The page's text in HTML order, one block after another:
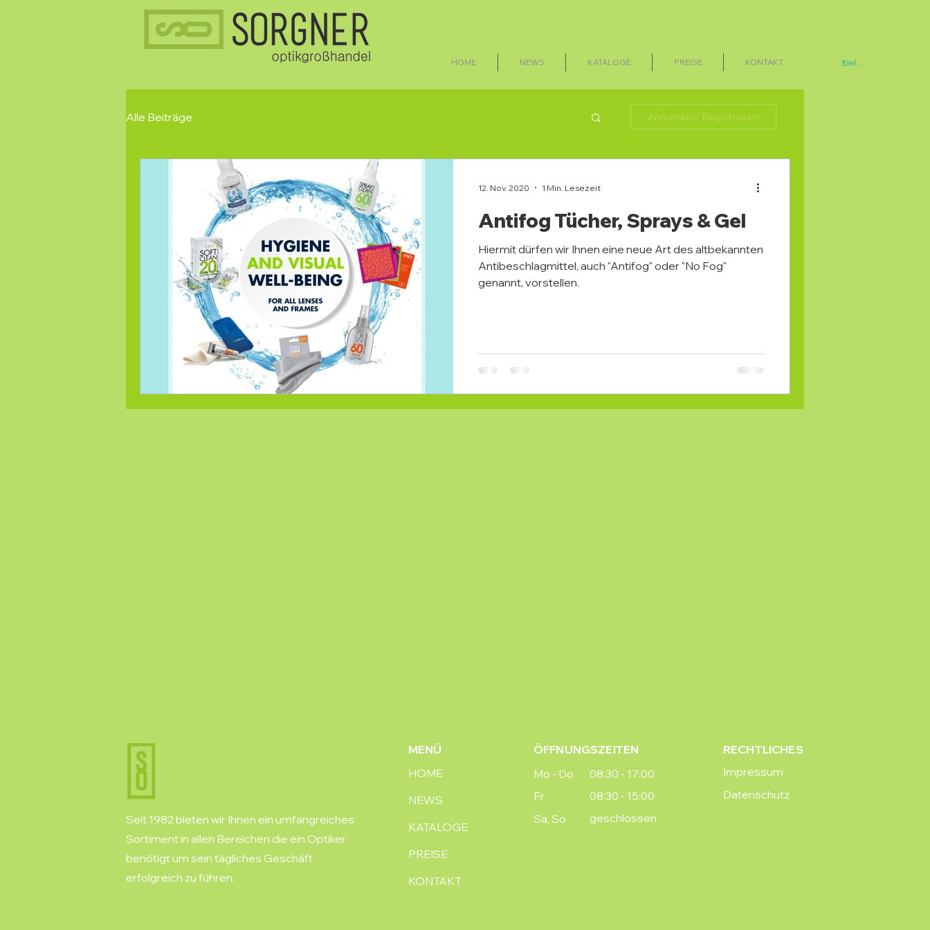
HOME NEWS KATALOGE PREISE KONTAKT Einloggen
Alle Beiträge Anmelden/ Registrieren
Antifog Tücher, Sprays & Gel
Hiermit dürfen wir Ihnen eine neue Art des altbekannten
Antibeschlagmittel, auch "Antifog" oder "No Fog"
genannt, vorstellen.
12. Nov. 2020 1 Min. Lesezeit
Seit 1982 bieten wir Ihnen ein umfangreiches
Sortiment in allen Bereichen die ein Optiker
benötigt um sein tägliches Geschäft
erfolgreich zu führen.
MENÜ
HOME
NEWS
KATALOGE
PREISE
KONTAKT
ÖFFNUNGSZEITEN
Mo - Do
Fr
Sa, So
08:30 - 17:00
08:30 - 15:00
geschlossen
RECHTLICHES
Impressum
Datenschutz